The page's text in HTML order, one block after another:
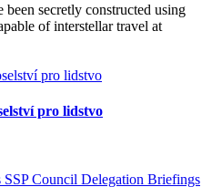
been secretly constructed using
of interstellar travel at
pro lidstvo